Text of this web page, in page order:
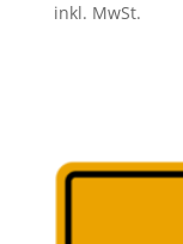
inkl. MwSt.